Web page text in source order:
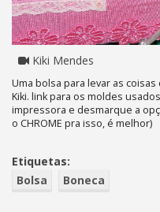
Kiki Mendes
Uma bolsa para levar as
Kiki. link para os moldes
impressora e desmarque a
o CHROME pra isso, é melhor)
Etiquetas:
Bolsa
Boneca